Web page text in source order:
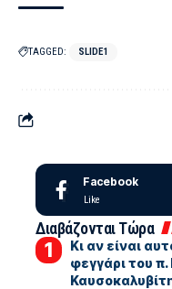
TAGGED: SLIDE1
Facebook
Like
Διαβάζονται Τώρα
Κι αν είναι
φεγγάρι του π.